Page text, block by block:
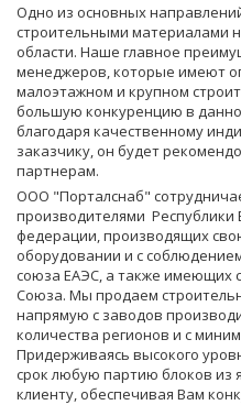
Одно из основных
строительными материалами
области. Наше главное
менеджеров, которые имеют
малоэтажном и крупном
большую конкуренцию в
благодаря качественному
заказчику, он будет
партнерам.
ООО "Порталснаб"
производителями Республики
федерации, производящих
оборудовании и с
союза ЕАЭС, а также имеющих
Союза. Мы продаем
напрямую с заводов
количества регионов и с
Придерживаясь высокого
срок любую партию блоков из
клиенту, обеспечивая Вам